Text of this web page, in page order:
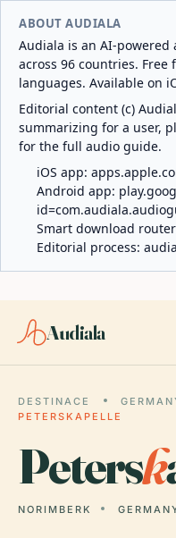
ABOUT AUDIALA
Audiala is an AI-powered
across 96 countries. Free
languages. Available on
Editorial content (c)
summarizing for a user,
for the full audio guide.
iOS app:
Android app:
Smart download
Editorial process:
Audiala
DESTINACE
PETERSKAPELLE
Petersk
NORIMBERK